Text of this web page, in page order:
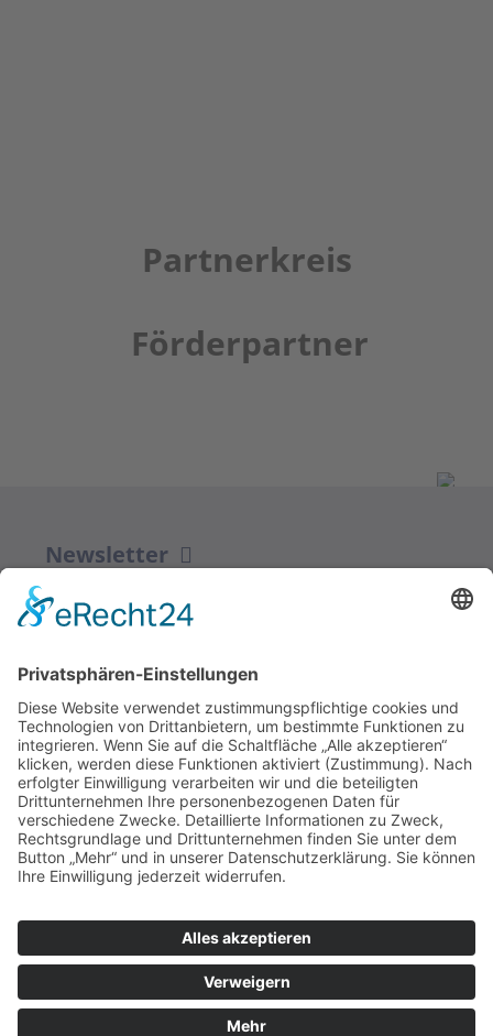
Partnerkreis
Förderpartner
Newsletter
ZUR ANMELDUNG
Redaktion bbkult.net
Centrum Bavaria Bohemia (CeBB)
Dr. Veronika Hofinger
Freyung 1, 92539 Schönsee
Tel.:+49 (0)9674 / 92 48 78
veronika.hofinger@cebb.de
bbkult.net